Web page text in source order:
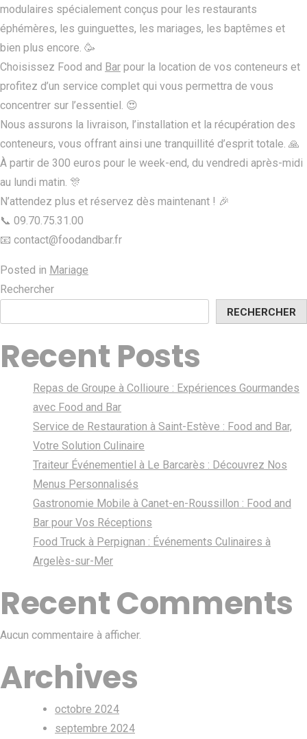
modulaires spécialement conçus pour les restaurants
éphémères, les guinguettes, les mariages, les baptêmes et
bien plus encore. 🥳
Choisissez Food and Bar pour la location de vos conteneurs et
profitez d’un service complet qui vous permettra de vous
concentrer sur l’essentiel. 😍
Nous assurons la livraison, l’installation et la récupération des
conteneurs, vous offrant ainsi une tranquillité d’esprit totale. 🙏
À partir de 300 euros pour le week-end, du vendredi après-midi
au lundi matin. 🎊
N’attendez plus et réservez dès maintenant ! 🎉
📞 09.70.75.31.00
📧 contact@foodandbar.fr
Posted in Mariage
Rechercher
RECHERCHER
Recent Posts
Repas de Groupe à Collioure : Expériences Gourmandes
avec Food and Bar
Service de Restauration à Saint-Estève : Food and Bar,
Votre Solution Culinaire
Traiteur Événementiel à Le Barcarès : Découvrez Nos
Menus Personnalisés
Gastronomie Mobile à Canet-en-Roussillon : Food and
Bar pour Vos Réceptions
Food Truck à Perpignan : Événements Culinaires à
Argelès-sur-Mer
Recent Comments
Aucun commentaire à afficher.
Archives
octobre 2024
septembre 2024